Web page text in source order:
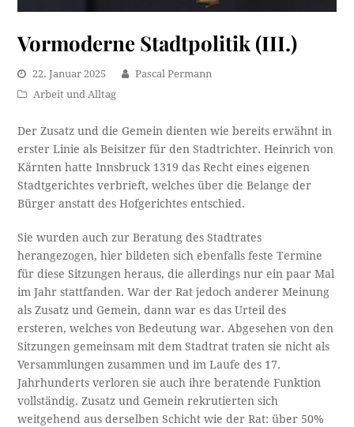
Vormoderne Stadtpolitik (III.)
22. Januar 2025
Pascal Permann
Arbeit und Alltag
Der Zusatz und die Gemein dienten wie bereits erwähnt in
erster Linie als Beisitzer für den Stadtrichter. Heinrich von
Kärnten hatte Innsbruck 1319 das Recht eines eigenen
Stadtgerichtes verbrieft, welches über die Belange der
Bürger anstatt des Hofgerichtes entschied.
Sie wurden auch zur Beratung des Stadtrates
herangezogen, hier bildeten sich ebenfalls feste Termine
für diese Sitzungen heraus, die allerdings nur ein paar Mal
im Jahr stattfanden. War der Rat jedoch anderer Meinung
als Zusatz und Gemein, dann war es das Urteil des
ersteren, welches von Bedeutung war. Abgesehen von den
Sitzungen gemeinsam mit dem Stadtrat traten sie nicht als
Versammlungen zusammen und im Laufe des 17.
Jahrhunderts verloren sie auch ihre beratende Funktion
vollständig. Zusatz und Gemein rekrutierten sich
weitgehend aus derselben Schicht wie der Rat: über 50%